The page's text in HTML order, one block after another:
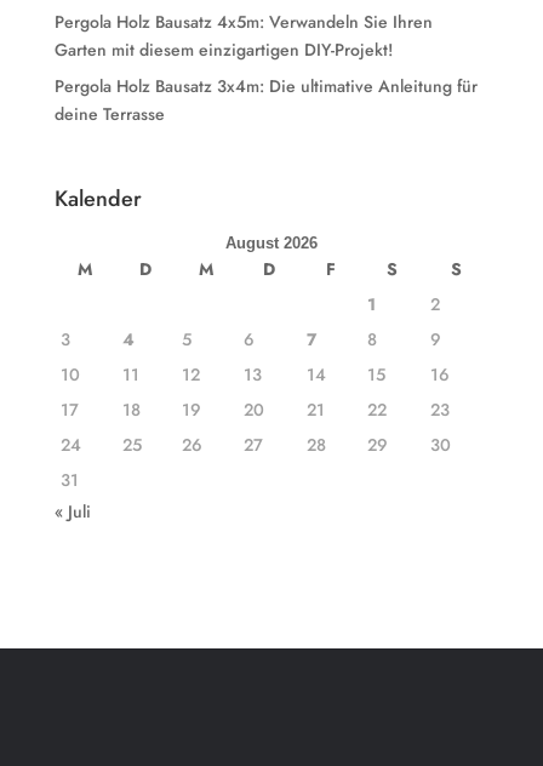
Pergola Holz Bausatz 4x5m: Verwandeln Sie Ihren
Garten mit diesem einzigartigen DIY-Projekt!
Pergola Holz Bausatz 3x4m: Die ultimative Anleitung für
deine Terrasse
Kalender
August 2026
M D M D F S
S
1
2
3
4 5 6 7 8
9
10
11 12 13 14 15
16
17
18 19 20 21 22
23
24
25 26 27 28 29
30
31
« Juli